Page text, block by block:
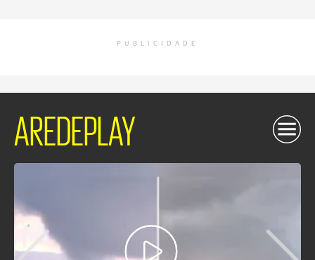
PUBLICIDADE
AREDEPLAY